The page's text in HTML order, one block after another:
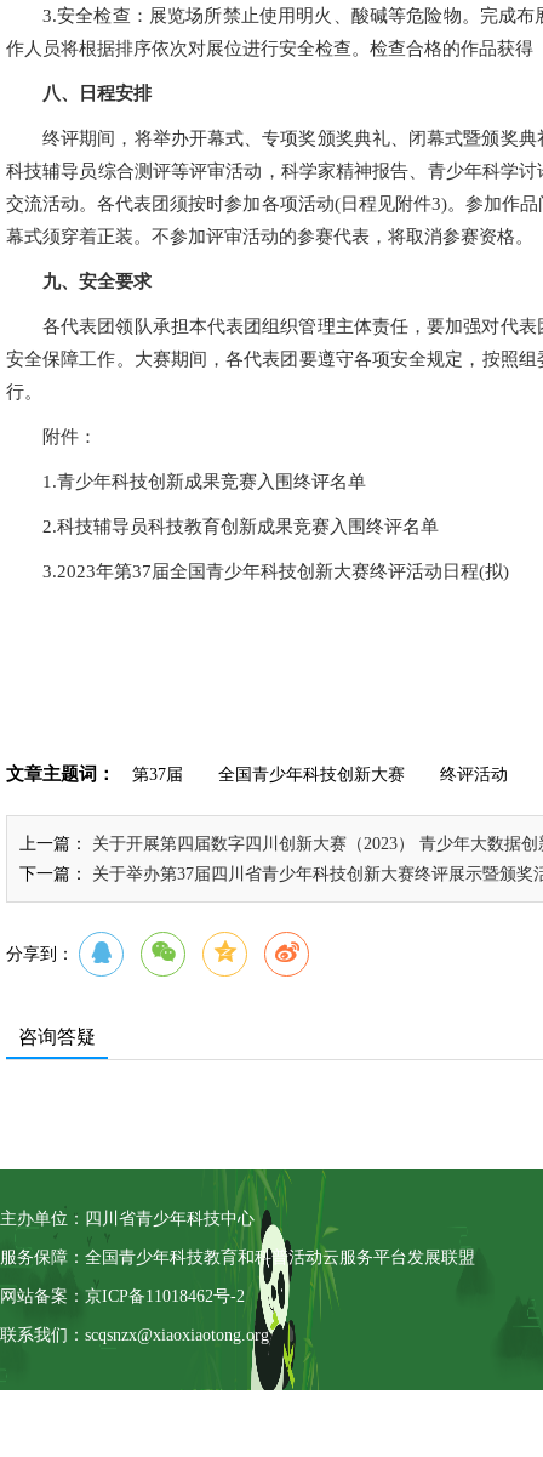
3.安全检查：展览场所禁止使用明火、酸碱等危险物。完成
作人员将根据排序依次对展位进行安全检查。检查合格的作品获
八、日程安排
终评期间，将举办开幕式、专项奖颁奖典礼、闭幕式暨颁奖
科技辅导员综合测评等评审活动，科学家精神报告、青少年科学
交流活动。各代表团须按时参加各项活动(日程见附件3)。参加作
幕式须穿着正装。不参加评审活动的参赛代表，将取消参赛资格。
九、安全要求
各代表团领队承担本代表团组织管理主体责任，要加强对代
安全保障工作。大赛期间，各代表团要遵守各项安全规定，按照
行。
附件：
1.青少年科技创新成果竞赛入围终评名单
2.科技辅导员科技教育创新成果竞赛入围终评名单
3.2023年第37届全国青少年科技创新大赛终评活动日程(拟)
文章主题词： 第37届 全国青少年科技创新大赛 终评活动
上一篇：
关于开展第四届数字四川创新大赛（2023） 青少年大数据
下一篇：
关于举办第37届四川省青少年科技创新大赛终评展示暨颁奖
分享到：
咨询答疑
主办单位：四川省青少年科技中心
服务保障：全国青少年科技教育和科普活动云服务平台发展联盟
网站备案：京ICP备11018462号-2
联系我们：scqsnzx@xiaoxiaotong.org